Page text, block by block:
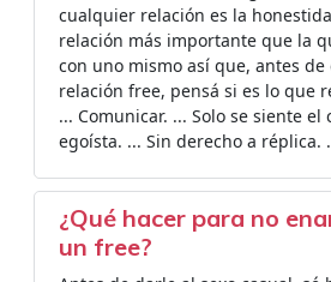
cualquier relación es la
relación más importante que la
con uno mismo así que, antes de
relación free, pensá si es lo que
... Comunicar. ... Solo se siente el
egoísta. ... Sin derecho a réplica.
¿Qué hacer para no
un free?